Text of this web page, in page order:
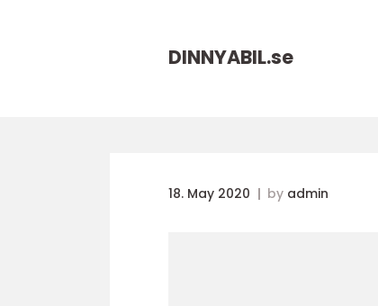
DINNYABIL.se
18. May 2020 by admin